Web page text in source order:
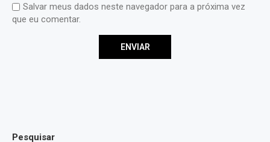
Salvar meus dados neste navegador para a próxima vez
que eu comentar.
Pesquisar